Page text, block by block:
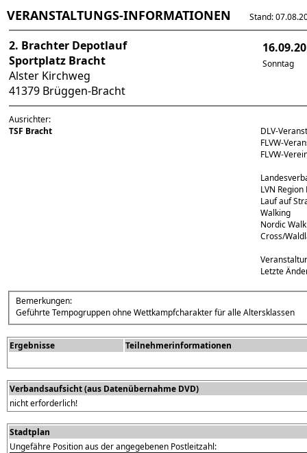
VERANSTALTUNGS-INFORMATIONEN Stand:
2. Brachter Depotlauf
Sportplatz Bracht
Alster Kirchweg
41379 Brüggen-Bracht
Sonntag
Ausrichter:
TSF Bracht
DLV-
FLVW-
FLVW-
LVN
Lauf auf
Walking
Nordic
Cross/
Letzte
Bemerkungen:
Geführte Tempogruppen ohne Wettkampfcharakter für alle Altersklassen
Ergebnisse Teilnehmerinformationen
Verbandsaufsicht (aus Datenübernahme DVD)
nicht erforderlich!
Stadtplan
Ungefähre Position aus der angegebenen Postleitzahl: